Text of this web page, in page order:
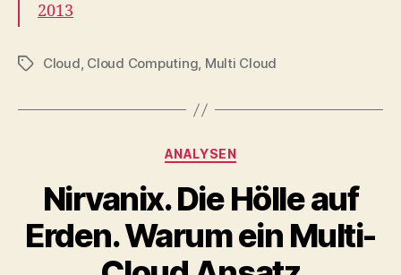
2013
TagsCloud, Cloud Computing, Multi Cloud
Categories
ANALYSEN
Nirvanix. Die Hölle auf
Erden. Warum ein Multi-